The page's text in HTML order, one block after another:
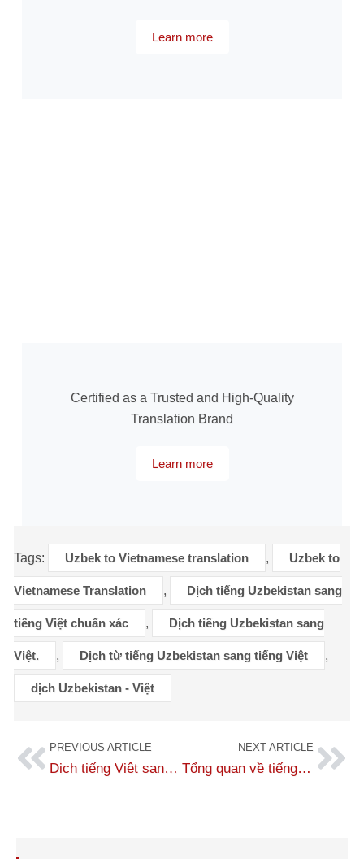
Learn more
Certified as a Trusted and High-Quality
Translation Brand
Learn more
Tags: Uzbek to Vietnamese translation , Uzbek to
Vietnamese Translation , Dịch tiếng Uzbekistan sang
tiếng Việt chuẩn xác , Dịch tiếng Uzbekistan sang
Việt. , Dịch từ tiếng Uzbekistan sang tiếng Việt ,
dịch Uzbekistan - Việt
PREVIOUS ARTICLE
Dịch tiếng Việt sang tiếng Uzbekistan (Uzbek) chuẩn xác, báo giá 2026
NEXT ARTICLE
Tổng quan về tiếng Uzbekistan (Uzbek) và đặc điểm ngôn ngữ